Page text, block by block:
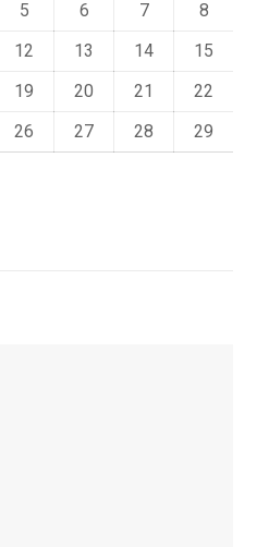
5 6 7
8
12 13 14
15
19 20 21
22
26 27 28
29